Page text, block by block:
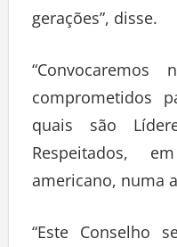
gerações”, disse.
“Convocaremos
comprometidos
quais são
Respeitados,
americano, numa
“Este Conselho